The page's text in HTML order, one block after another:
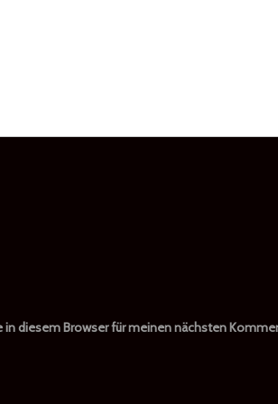
in diesem Browser für meinen nächsten